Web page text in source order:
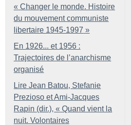
« Changer le monde. Histoire
du mouvement communiste
libertaire 1945-1997 »
En 1926... et 1956 :
Trajectoires de l’anarchisme
organisé
Lire Jean Batou, Stefanie
Prezioso et Ami-Jacques
Rapin (dir.), « Quand vient la
nuit. Volontaires